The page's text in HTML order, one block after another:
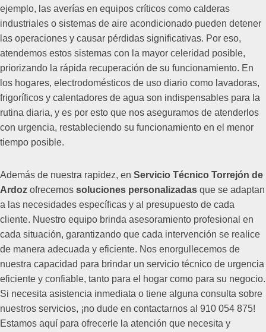
ejemplo, las averías en equipos críticos como calderas
industriales o sistemas de aire acondicionado pueden detener
las operaciones y causar pérdidas significativas. Por eso,
atendemos estos sistemas con la mayor celeridad posible,
priorizando la rápida recuperación de su funcionamiento. En
los hogares, electrodomésticos de uso diario como lavadoras,
frigoríficos y calentadores de agua son indispensables para la
rutina diaria, y es por esto que nos aseguramos de atenderlos
con urgencia, restableciendo su funcionamiento en el menor
tiempo posible.
Además de nuestra rapidez, en Servicio Técnico Torrejón de
Ardoz ofrecemos soluciones personalizadas que se adaptan
a las necesidades específicas y al presupuesto de cada
cliente. Nuestro equipo brinda asesoramiento profesional en
cada situación, garantizando que cada intervención se realice
de manera adecuada y eficiente. Nos enorgullecemos de
nuestra capacidad para brindar un servicio técnico de urgencia
eficiente y confiable, tanto para el hogar como para su negocio.
Si necesita asistencia inmediata o tiene alguna consulta sobre
nuestros servicios, ¡no dude en contactarnos al 910 054 875!
Estamos aquí para ofrecerle la atención que necesita y